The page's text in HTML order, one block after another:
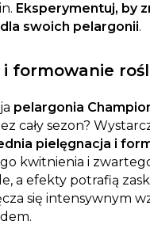
Eksperymentuj, by
swoich pelargonii.
i formowanie
pelargonia
cały sezon?
pielęgnacja i
kwitnienia i
a efekty potrafią
się intensywnym